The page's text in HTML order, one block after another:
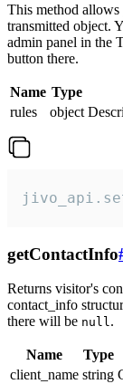
This method allows
transmitted object.
admin panel in the
button there.
Name Type
rules
object
getContactInfo
Returns visitor's
contact_info
there will be null.
Name Type
client_name string